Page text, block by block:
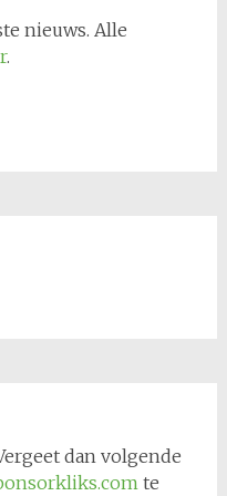
nieuws. Alle
.
dan volgende
te